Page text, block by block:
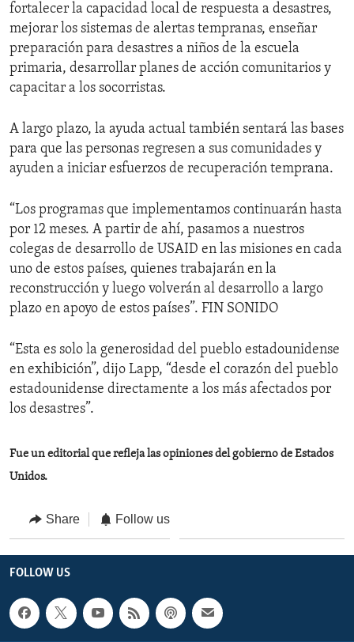
fortalecer la capacidad local de respuesta a desastres,
mejorar los sistemas de alertas tempranas, enseñar
preparación para desastres a niños de la escuela
primaria, desarrollar planes de acción comunitarios y
capacitar a los socorristas.
A largo plazo, la ayuda actual también sentará las bases
para que las personas regresen a sus comunidades y
ayuden a iniciar esfuerzos de recuperación temprana.
“Los programas que implementamos continuarán hasta
por 12 meses. A partir de ahí, pasamos a nuestros
colegas de desarrollo de USAID en las misiones en cada
uno de estos países, quienes trabajarán en la
reconstrucción y luego volverán al desarrollo a largo
plazo en apoyo de estos países”. FIN SONIDO
“Esta es solo la generosidad del pueblo estadounidense
en exhibición”, dijo Lapp, “desde el corazón del pueblo
estadounidense directamente a los más afectados por
los desastres”.
Fue un editorial que refleja las opiniones del gobierno de Estados
Unidos.
Share Follow us
FOLLOW US